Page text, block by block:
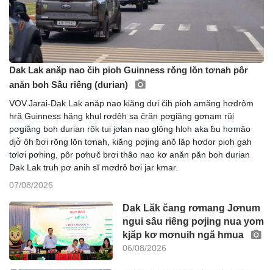
Dak Lak anăp nao čih pioh Guinness rŏng lŏn tơnah pôr
anăn boh Sầu riêng (durian)
VOV.Jarai-Dak Lak anăp nao kiăng dưi čih pioh amăng hơdrôm
hră Guinness hăng khul rơdêh sa črăn pơgiăng gơnam rŭi
pơgiăng boh durian rôk tui jơlan nao glông hloh aka ƀu hơmâo
djơ̆ ôh ƀơi rŏng lŏn tơnah, kiăng pơjing anŏ lăp hơdor pioh gah
tơlơi pơhing, pôr pơhưč brơi thâo nao kơ anăn păn boh durian
Dak Lak truh pơ anih sĭ mơdrô ƀơi jar kmar.
07/08/2026
Dak Lăk čang rơmang Jơnum
ngui sâu riêng pơjing nua yom
kjăp kơ mơnuih ngă hmua
06/08/2026